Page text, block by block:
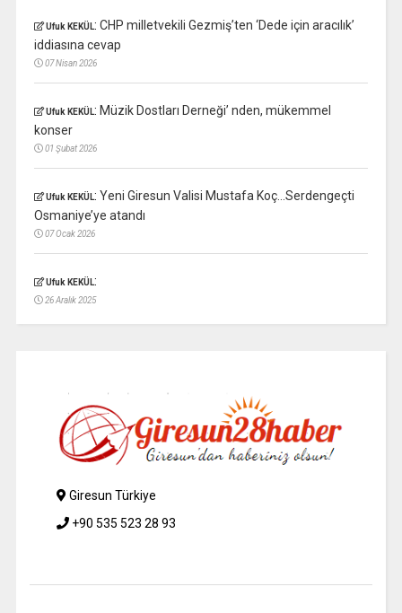
Ufuk KEKÜL: CHP milletvekili Gezmiş’ten ‘Dede için aracılık’
iddiasına cevap
07 Nisan 2026
Ufuk KEKÜL: Müzik Dostları Derneği’ nden, mükemmel
konser
01 Şubat 2026
Ufuk KEKÜL: Yeni Giresun Valisi Mustafa Koç…Serdengeçti
Osmaniye’ye atandı
07 Ocak 2026
Ufuk KEKÜL:
26 Aralık 2025
Giresun Türkiye
+90 535 523 28 93